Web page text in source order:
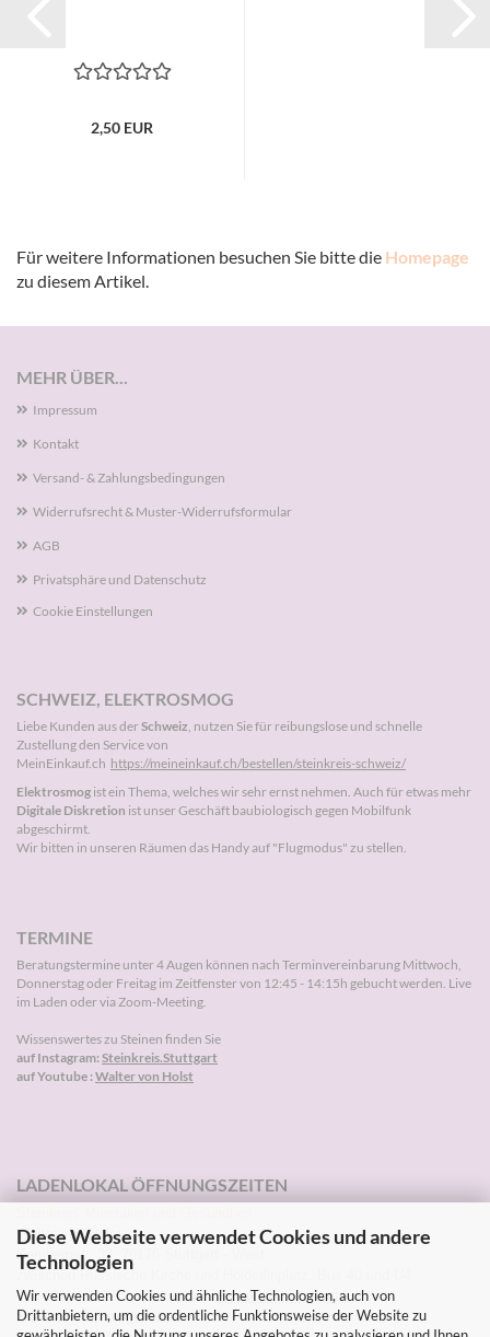
Diese Webseite verwendet Cookies und andere
Technologien
Wir verwenden Cookies und ähnliche Technologien, auch von
Drittanbietern, um die ordentliche Funktionsweise der Website zu
2,50 EUR
Für weitere Informationen besuchen Sie bitte die Homepage
zu diesem Artikel.
MEHR ÜBER...
Impressum
Kontakt
Versand- & Zahlungsbedingungen
Widerrufsrecht & Muster-Widerrufsformular
AGB
Privatsphäre und Datenschutz
Cookie Einstellungen
SCHWEIZ, ELEKTROSMOG
Liebe Kunden aus derSchweiz, nutzen Sie für reibungslose und schnelle
Zustellung den Service von
MeinEinkauf.ch https://meineinkauf.ch/bestellen/steinkreis-schweiz/
Elektrosmog ist ein Thema, welches wir sehr ernst nehmen. Auch für etwas mehr
Digitale Diskretion ist unser Geschäft baubiologisch gegen Mobilfunk
abgeschirmt.
Wir bitten in unseren Räumen das Handy auf "Flugmodus" zu stellen.
TERMINE
Beratungstermine unter 4 Augen können nach Terminvereinbarung Mittwoch,
Donnerstag oder Freitag im Zeitfenster von 12:45 - 14:15h gebucht werden. Live
im Laden oder via Zoom-Meeting.
Wissenswertes zu Steinen finden Sie
auf Instagram:Steinkreis.Stuttgart
auf Youtube :Walter von Holst
LADENLOKAL ÖFFNUNGSZEITEN
Walter von Holst
Kornbergstr. 32, 70176 Stuttgart - West
zwischen Russische Kirche und Hölderlinplatz, Bus 40 und U4
Tel: 0711-2271203 Instagram:Steinkreis.Stuttgart
Sommer-Öffnungszeiten